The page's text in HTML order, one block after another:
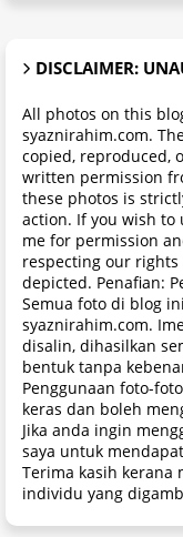
DISCLAIMER:
All photos on this
syaznirahim.com.
copied, reproduced,
written permission
these photos is
action. If you wish to
me for permission
respecting our
depicted. Penafian:
Semua foto di blog
syaznirahim.com.
disalin, dihasilkan
bentuk tanpa
Penggunaan foto-
keras dan boleh
Jika anda ingin
saya untuk
Terima kasih kerana
individu yang